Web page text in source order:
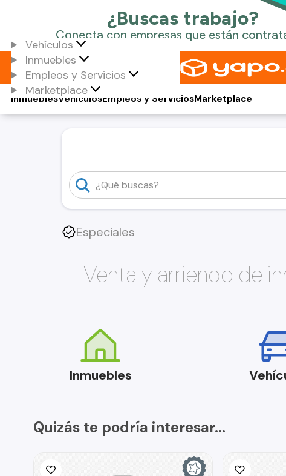
Vehículos
Inmuebles
Empleos y Servicios
Marketplace
Vehículos
Inmuebles Empleos y ServiciosMarketplace
Especiales
Venta y arriendo de
Inmuebles
Quizás te podría interesar...